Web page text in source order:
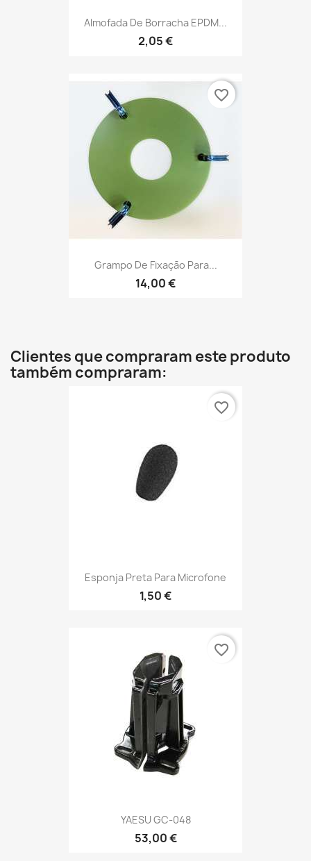
Almofada De Borracha EPDM...
2,05 €
Grampo De Fixação Para...
14,00 €
favorite_border
Clientes que compraram este produto
também compraram:
Esponja Preta Para Microfone
1,50 €
favorite_border
YAESU GC-048
53,00 €
favorite_border